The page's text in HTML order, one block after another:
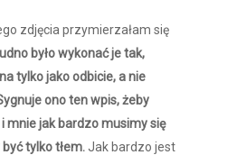
zdjęcia przymierzałam się
było wykonać je tak,
tylko jako odbicie, a nie
ono ten wpis, żeby
mnie jak bardzo musimy się
tylko tłem. Jak bardzo jest